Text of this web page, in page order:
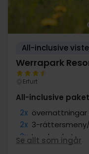
All-inclusive
Werrapark
Erfurt
All-inclusive paket
2x
2x 3-
2x Lunchpaket
kaffe/te och
Se allt som ingår